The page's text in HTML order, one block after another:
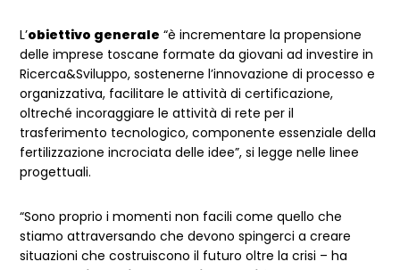
L’obiettivo generale “è incrementare la propensione
delle imprese toscane formate da giovani ad investire in
Ricerca&Sviluppo, sostenerne l’innovazione di processo e
organizzativa, facilitare le attività di certificazione,
oltreché incoraggiare le attività di rete per il
trasferimento tecnologico, componente essenziale della
fertilizzazione incrociata delle idee”, si legge nelle linee
progettuali.
“Sono proprio i momenti non facili come quello che
stiamo attraversando che devono spingerci a creare
situazioni che costruiscono il futuro oltre la crisi – ha